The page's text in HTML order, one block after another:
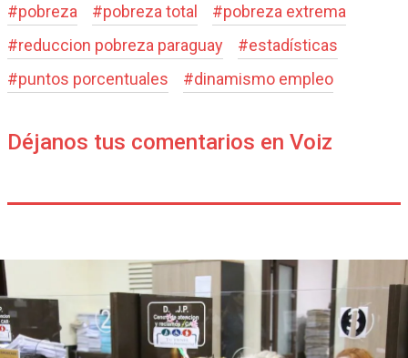
#pobreza #pobreza total #pobreza extrema
#reduccion pobreza paraguay #estadísticas
#puntos porcentuales #dinamismo empleo
Déjanos tus comentarios en Voiz